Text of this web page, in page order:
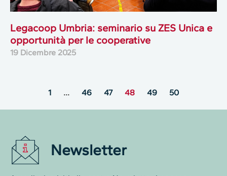
Legacoop Umbria: seminario su ZES Unica e
opportunità per le cooperative
19 Dicembre 2025
1 … 46 47 48 49 50
Newsletter